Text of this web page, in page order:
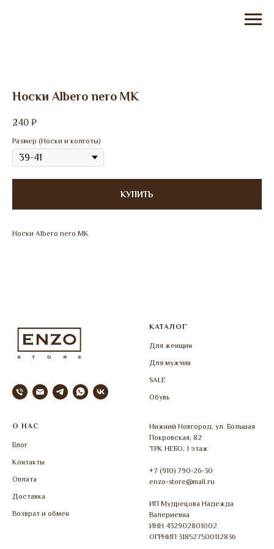
Носки Albero nero МК
240 ₽
Размер (Носки и колготы)
КУПИТЬ
Носки Albero nero МК
КАТАЛОГ
Для женщин
Для мужчин
SALE
Обувь
О НАС
Блог
Контакты
Оплата
Доставка
Возврат и обмен
Нижний Новгород, ул. Большая
Покровская, 82
ТРК НЕБО, 1 этаж
+7 (910) 790-26-30
enzo-store@mail.ru
ИП Мудрецова Надежда
Валериевна
ИНН 432902801002
ОГРНИП 318527500112836